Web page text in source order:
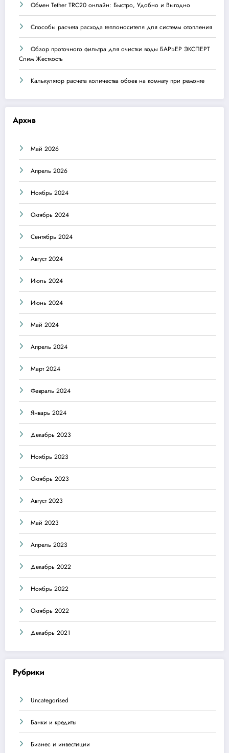
Обмен Tether TRC20 онлайн: Быстро, Удобно и Выгодно
Способы расчета расхода теплоносителя для системы отопления
Обзор проточного фильтра для очистки воды БАРЬЕР ЭКСПЕРТ
Слим Жесткость
Калькулятор расчета количества обоев на комнату при ремонте
Архив
Май 2026
Апрель 2026
Ноябрь 2024
Октябрь 2024
Сентябрь 2024
Август 2024
Июль 2024
Июнь 2024
Май 2024
Апрель 2024
Март 2024
Февраль 2024
Январь 2024
Декабрь 2023
Ноябрь 2023
Октябрь 2023
Август 2023
Май 2023
Апрель 2023
Декабрь 2022
Ноябрь 2022
Октябрь 2022
Декабрь 2021
Рубрики
Uncategorised
Банки и кредиты
Бизнес и инвестиции